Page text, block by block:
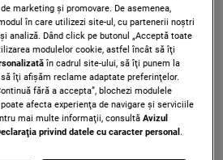
cu
A+ 72
marketing și promovare. De asemenea,
în care utilizezi site-ul, cu partenerii noștri
analiză. Dând click pe butonul „Acceptă toate
modulelor cookie, astfel încât să îţi
în cadrul site-ului, să îţi punem la
îţi afișăm reclame adaptate preferinţelor.
fără a accepta”, blochezi modulele
afecta experienţa de navigare și serviciile
mai multe informaţii, consultăAvizul
privind datele cu caracter personal.